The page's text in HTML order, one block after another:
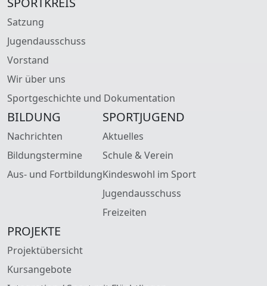
Satzung
Jugendausschuss
Vorstand
Wir über uns
Sportgeschichte und Dokumentation
BILDUNG
Nachrichten
Bildungstermine
Aus- und Fortbildung
SPORTJUGEND
Aktuelles
Schule & Verein
Kindeswohl im Sport
Jugendausschuss
Freizeiten
PROJEKTE
Projektübersicht
Kursangebote